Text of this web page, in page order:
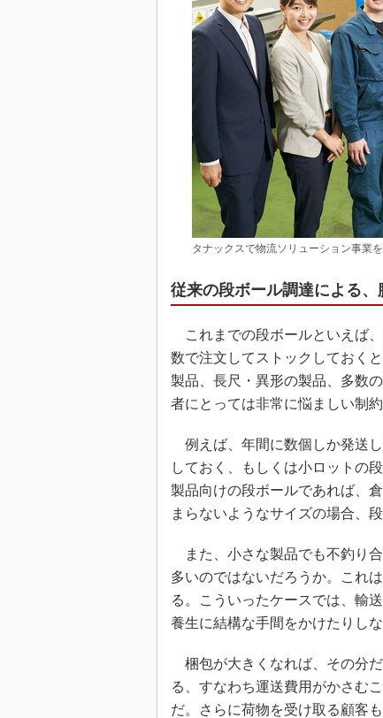
タナックスで物流ソリューション事業
従来の段ボール調達による
これまでの段ボールといえば
数で注文してストックしておく
製品、長尺・異形の製品、多数
者にとっては非常に悩ましい制約
例えば、年間に数個しか発送
しておく、もしくは小ロットの
製品向けの段ボールであれば、
まらないようなサイズの場合、
また、小さな製品でも不釣り
多いのではないだろうか。これ
る。こういったケースでは、輸
養生に結構な手間をかけたりしな
梱包が大きくなれば、その分
る、すなわち運送費用がかさむ
だ。さらに荷物を受け取る顧客